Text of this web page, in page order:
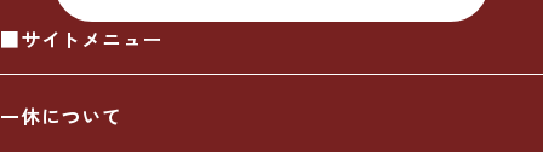
■サイトメニュー
一休について